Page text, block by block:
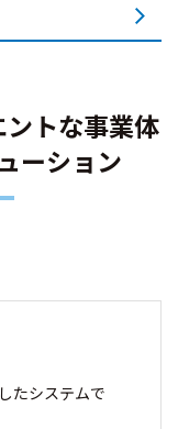
トな事業体
ーション
たシステムで